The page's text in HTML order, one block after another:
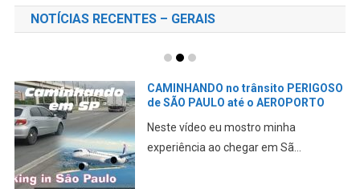
NOTÍCIAS RECENTES – GERAIS
CAMINHANDO no trânsito PERIGOSO
de SÃO PAULO até o AEROPORTO
Neste vídeo eu mostro minha
experiência ao chegar em Sã...